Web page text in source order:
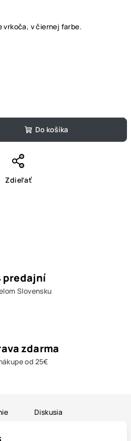
vrkoča, v čiernej farbe.
Do košíka
Zdieľať
predajní
Slovensku
zdarma
od 25€
Diskusia